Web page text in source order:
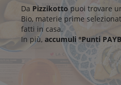
Da Pizzikotto puoi trovare
Bio, materie prime
fatti in casa.
In più, accumuli °Punti